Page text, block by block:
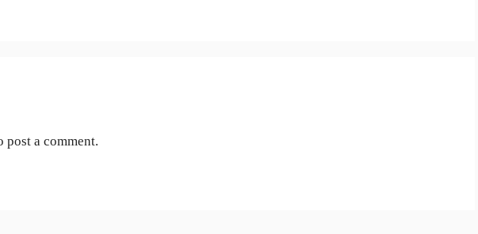
post a comment.